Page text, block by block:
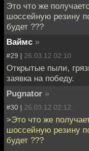
Это что же
шоссейную резину
будет ???
Ваймс »
#29 | 26.03.12 02:10
Открытые пыли,
заявка на победу.
Pugnator »
#30 | 26.03.12 02:12
>Это что же
шоссейную резину
будет ???